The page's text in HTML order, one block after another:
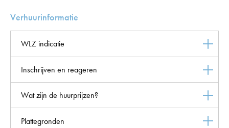
Verhuurinformatie
WLZ indicatie
Inschrijven en reageren
Wat zijn de huurprijzen?
Plattegronden